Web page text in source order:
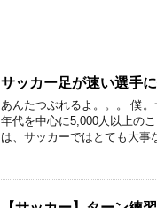
サッカー足が速い選手
あんたつぶれるよ。。。 僕
年代を中心に5,000人以上の
は、サッカーではとても大